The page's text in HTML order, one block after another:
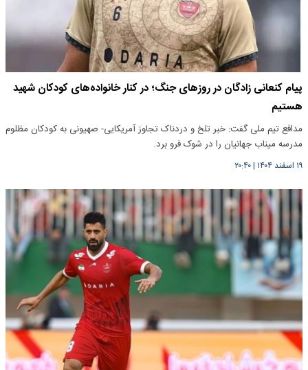
پیام کنعانی زادگان در روزهای جنگ؛ در کنار خانواده‌های کودکان شهید
هستیم
مدافع تیم ملی گفت: خبر تلخ و دردناک تجاوز آمریکایی- صهیونی به کودکان مظلوم
مدرسه میناب جهانیان را در شوک فرو برد.
۱۹ اسفند ۱۴۰۴ |۲۰:۴۰